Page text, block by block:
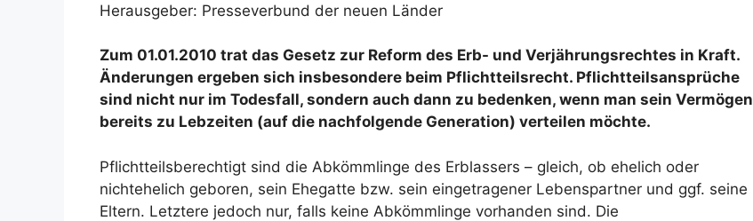
Herausgeber: Presseverbund der neuen Länder
Zum 01.01.2010 trat das Gesetz zur Reform des Erb- und Verjährungsrechtes in Kraft.
Änderungen ergeben sich insbesondere beim Pflichtteilsrecht. Pflichtteilsansprüche
sind nicht nur im Todesfall, sondern auch dann zu bedenken, wenn man sein Vermögen
bereits zu Lebzeiten (auf die nachfolgende Generation) verteilen möchte.
Pflichtteilsberechtigt sind die Abkömmlinge des Erblassers – gleich, ob ehelich oder
nichtehelich geboren, sein Ehegatte bzw. sein eingetragener Lebenspartner und ggf. seine
Eltern. Letztere jedoch nur, falls keine Abkömmlinge vorhanden sind. Die